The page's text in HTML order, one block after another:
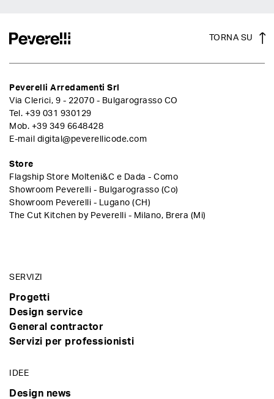
TORNA SU
Peverelli Arredamenti Srl
Via Clerici, 9 - 22070 - Bulgarograsso CO
Tel. +39 031 930129
Mob. +39 349 6648428
E-mail digital@peverellicode.com
Store
Flagship Store Molteni&C e Dada - Como
Showroom Peverelli - Bulgarograsso (Co)
Showroom Peverelli - Lugano (CH)
The Cut Kitchen by Peverelli - Milano, Brera (Mi)
SERVIZI
Progetti
Design service
General contractor
Servizi per professionisti
IDEE
Design news